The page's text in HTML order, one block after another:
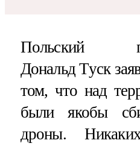
Польский
Дональд Туск
том, что над
были якобы
дроны. Никаких